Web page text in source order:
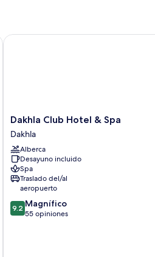
Dakhla
Club
Hotel
&
Spa
Dakhla
Dakhla Club Hotel & Spa
Dakhla
Alberca
Desayuno incluido
Spa
Traslado del/al
aeropuerto
9.2
de
9.2 Magnífico
55 opiniones
Dakhla Club Hotel & Spa